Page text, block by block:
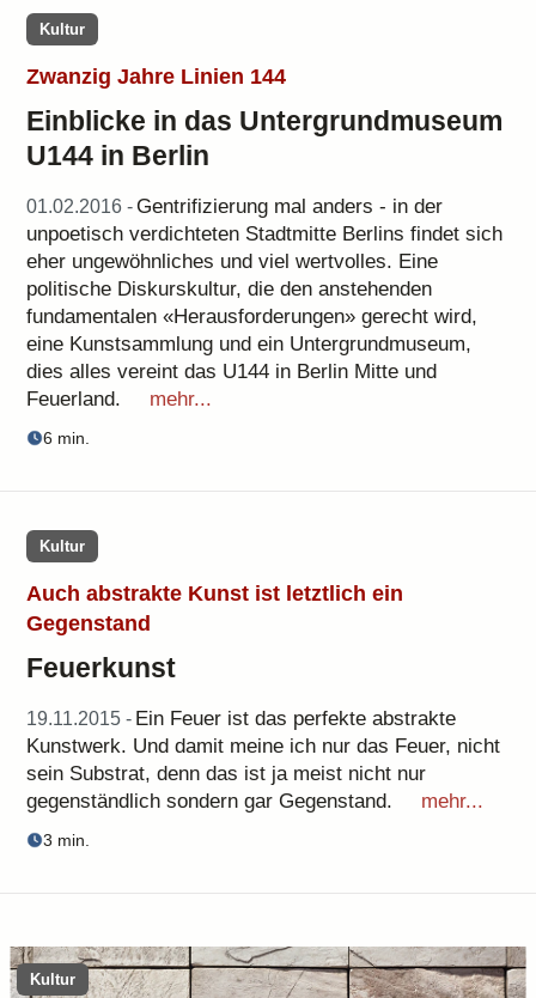
Kultur
Zwanzig Jahre Linien 144
Einblicke in das Untergrundmuseum
U144 in Berlin
01.02.2016 -Gentrifizierung mal anders - in der
unpoetisch verdichteten Stadtmitte Berlins findet sich
eher ungewöhnliches und viel wertvolles. Eine
politische Diskurskultur, die den anstehenden
fundamentalen «Herausforderungen» gerecht wird,
eine Kunstsammlung und ein Untergrundmuseum,
dies alles vereint das U144 in Berlin Mitte und
Feuerland.
mehr...
6 min.
Kultur
Auch abstrakte Kunst ist letztlich ein
Gegenstand
Feuerkunst
19.11.2015 - Ein Feuer ist das perfekte abstrakte
Kunstwerk. Und damit meine ich nur das Feuer, nicht
sein Substrat, denn das ist ja meist nicht nur
gegenständlich sondern gar Gegenstand.
mehr...
3 min.
Kultur